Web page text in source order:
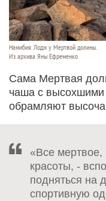
Намибия. Лодж у Мертвой долины.
Из архива Яны Ефременко
Сама Мертвая
чаша с
обрамляют
«Все мертвое,
красоты, -
подняться на
спортивную